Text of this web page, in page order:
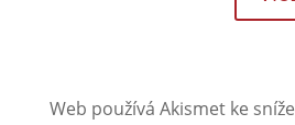
Web používá Akismet ke